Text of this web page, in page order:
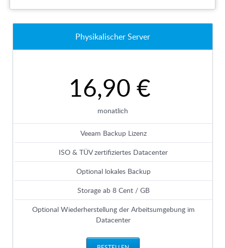
Physikalischer Server
16,90 €
monatlich
Veeam Backup Lizenz
ISO & TÜV zertifiziertes Datacenter
Optional lokales Backup
Storage ab 8 Cent / GB
Optional Wiederherstellung der Arbeitsumgebung im
Datacenter